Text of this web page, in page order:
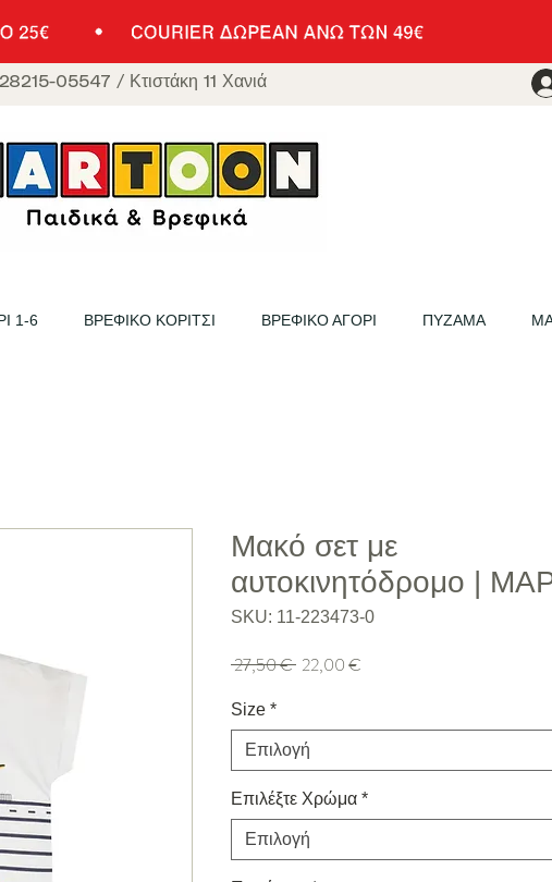
28215-05547 / Κτιστάκη 11 Χανιά
1-6 ΒΡΕΦΙΚΟ ΚΟΡΙΤΣΙ ΒΡΕΦΙΚΟ ΑΓΟΡΙ ΠΥΖΑΜΑ
Μακό σετ με
αυτοκινητόδρομο |
SKU: 11-223473-0
27,50 € Κανονική τιμή
22,00 €
Size *
Επιλογή
Επιλέξτε Χρώμα *
Επιλογή